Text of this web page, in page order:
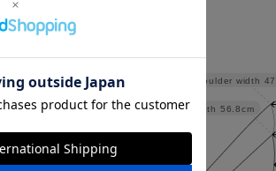
い。
します。
Width 56.8cm
Shoulder width